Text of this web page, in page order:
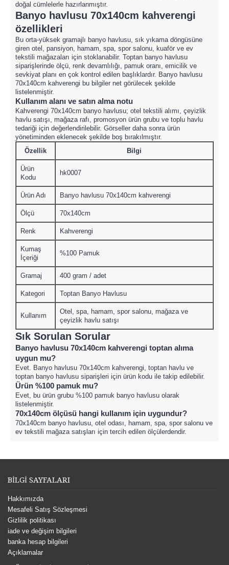
doğal cümlelerle hazırlanmıştır.
Banyo havlusu 70x140cm kahverengi
özellikleri
Bu orta-yüksek gramajlı banyo havlusu, sık yıkama döngüsüne
giren otel, pansiyon, hamam, spa, spor salonu, kuaför ve ev
tekstili mağazaları için stoklanabilir. Toptan banyo havlusu
siparişlerinde ölçü, renk devamlılığı, pamuk oranı, emicilik ve
sevkiyat planı en çok kontrol edilen başlıklardır. Banyo havlusu
70x140cm kahverengi bu bilgiler net görülecek şekilde
listelenmiştir.
Kullanım alanı ve satın alma notu
Kahverengi 70x140cm banyo havlusu; otel tekstili alımı, çeyizlik
havlu satışı, mağaza rafı, promosyon ürün grubu ve toplu havlu
tedariği için değerlendirilebilir. Görseller daha sonra ürün
yönetiminden eklenecek şekilde boş bırakılmıştır.
Özellik
Bilgi
Ürün
Kodu
hk0007
Ürün Adı Banyo havlusu 70x140cm kahverengi
Ölçü 70x140cm
Renk Kahverengi
Kumaş
İçeriği
%100 Pamuk
Gramaj 400 gram / adet
Kategori Toptan Banyo Havlusu
Kullanım
Otel, spa, hamam, spor salonu, mağaza ve
çeyizlik havlu satışı
Sık Sorulan Sorular
Banyo havlusu 70x140cm kahverengi toptan alıma
uygun mu?
Evet. Banyo havlusu 70x140cm kahverengi, toptan havlu ve
toptan banyo havlusu siparişleri için ürün kodu ile takip edilebilir.
Ürün %100 pamuk mu?
Evet, bu ürün grubu %100 pamuk banyo havlusu olarak
listelenmiştir.
70x140cm ölçüsü hangi kullanım için uygundur?
70x140cm banyo havlusu, otel odası, hamam, spa, spor salonu ve
ev tekstili mağaza satışları için tercih edilen ölçülerdendir.
BİLGİ SAYFALARI
Hakkımızda
Mesafeli Satış Sözleşmesi
Gizlilik politikası
iade ve değişim bilgileri
banka hesap bilgileri
Açıklamalar